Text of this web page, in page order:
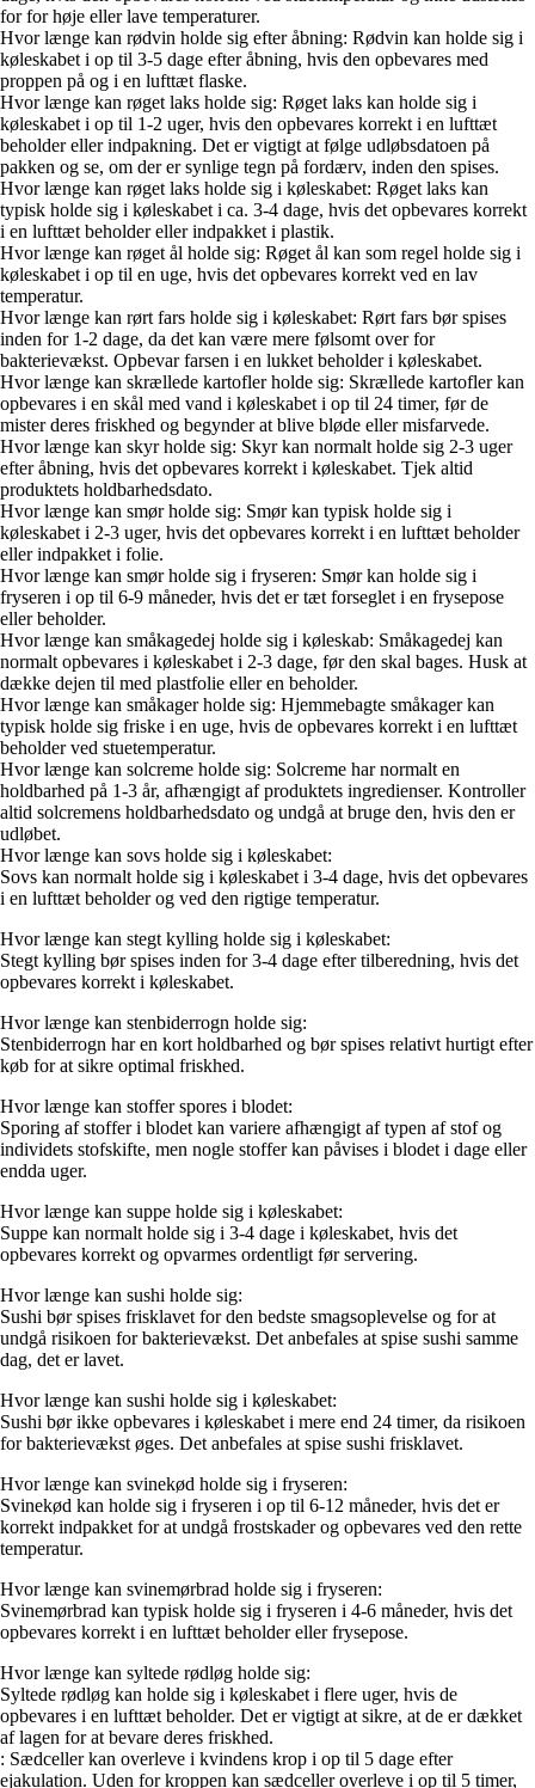
for for høje eller lave temperaturer.
Hvor længe kan rødvin holde sig efter åbning: Rødvin kan holde sig i
køleskabet i op til 3-5 dage efter åbning, hvis den opbevares med
proppen på og i en lufttæt flaske.
Hvor længe kan røget laks holde sig: Røget laks kan holde sig i
køleskabet i op til 1-2 uger, hvis den opbevares korrekt i en lufttæt
beholder eller indpakning. Det er vigtigt at følge udløbsdatoen på
pakken og se, om der er synlige tegn på fordærv, inden den spises.
Hvor længe kan røget laks holde sig i køleskabet: Røget laks kan
typisk holde sig i køleskabet i ca. 3-4 dage, hvis det opbevares korrekt
i en lufttæt beholder eller indpakket i plastik.
Hvor længe kan røget ål holde sig: Røget ål kan som regel holde sig i
køleskabet i op til en uge, hvis det opbevares korrekt ved en lav
temperatur.
Hvor længe kan rørt fars holde sig i køleskabet: Rørt fars bør spises
inden for 1-2 dage, da det kan være mere følsomt over for
bakterievækst. Opbevar farsen i en lukket beholder i køleskabet.
Hvor længe kan skrællede kartofler holde sig: Skrællede kartofler kan
opbevares i en skål med vand i køleskabet i op til 24 timer, før de
mister deres friskhed og begynder at blive bløde eller misfarvede.
Hvor længe kan skyr holde sig: Skyr kan normalt holde sig 2-3 uger
efter åbning, hvis det opbevares korrekt i køleskabet. Tjek altid
produktets holdbarhedsdato.
Hvor længe kan smør holde sig: Smør kan typisk holde sig i
køleskabet i 2-3 uger, hvis det opbevares korrekt i en lufttæt beholder
eller indpakket i folie.
Hvor længe kan smør holde sig i fryseren: Smør kan holde sig i
fryseren i op til 6-9 måneder, hvis det er tæt forseglet i en frysepose
eller beholder.
Hvor længe kan småkagedej holde sig i køleskab: Småkagedej kan
normalt opbevares i køleskabet i 2-3 dage, før den skal bages. Husk at
dække dejen til med plastfolie eller en beholder.
Hvor længe kan småkager holde sig: Hjemmebagte småkager kan
typisk holde sig friske i en uge, hvis de opbevares korrekt i en lufttæt
beholder ved stuetemperatur.
Hvor længe kan solcreme holde sig: Solcreme har normalt en
holdbarhed på 1-3 år, afhængigt af produktets ingredienser. Kontroller
altid solcremens holdbarhedsdato og undgå at bruge den, hvis den er
udløbet.
Hvor længe kan sovs holde sig i køleskabet:
Sovs kan normalt holde sig i køleskabet i 3-4 dage, hvis det opbevares
i en lufttæt beholder og ved den rigtige temperatur.
Hvor længe kan stegt kylling holde sig i køleskabet:
Stegt kylling bør spises inden for 3-4 dage efter tilberedning, hvis det
opbevares korrekt i køleskabet.
Hvor længe kan stenbiderrogn holde sig:
Stenbiderrogn har en kort holdbarhed og bør spises relativt hurtigt efter
køb for at sikre optimal friskhed.
Hvor længe kan stoffer spores i blodet:
Sporing af stoffer i blodet kan variere afhængigt af typen af stof og
individets stofskifte, men nogle stoffer kan påvises i blodet i dage eller
endda uger.
Hvor længe kan suppe holde sig i køleskabet:
Suppe kan normalt holde sig i 3-4 dage i køleskabet, hvis det
opbevares korrekt og opvarmes ordentligt før servering.
Hvor længe kan sushi holde sig:
Sushi bør spises frisklavet for den bedste smagsoplevelse og for at
undgå risikoen for bakterievækst. Det anbefales at spise sushi samme
dag, det er lavet.
Hvor længe kan sushi holde sig i køleskabet:
Sushi bør ikke opbevares i køleskabet i mere end 24 timer, da risikoen
for bakterievækst øges. Det anbefales at spise sushi frisklavet.
Hvor længe kan svinekød holde sig i fryseren:
Svinekød kan holde sig i fryseren i op til 6-12 måneder, hvis det er
korrekt indpakket for at undgå frostskader og opbevares ved den rette
temperatur.
Hvor længe kan svinemørbrad holde sig i fryseren:
Svinemørbrad kan typisk holde sig i fryseren i 4-6 måneder, hvis det
opbevares korrekt i en lufttæt beholder eller frysepose.
Hvor længe kan syltede rødløg holde sig:
Syltede rødløg kan holde sig i køleskabet i flere uger, hvis de
opbevares i en lufttæt beholder. Det er vigtigt at sikre, at de er dækket
af lagen for at bevare deres friskhed.
: Sædceller kan overleve i kvindens krop i op til 5 dage efter
ejakulation. Uden for kroppen kan sædceller overleve i op til 5 timer,